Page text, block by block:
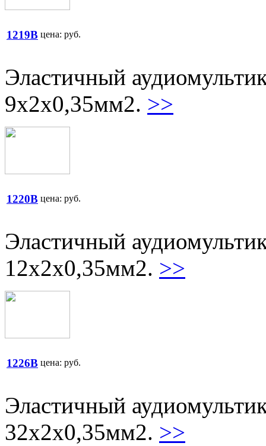
1219B цена: руб.
Эластичный
9х2х0,35мм2. >>
1220B цена: руб.
Эластичный
12х2х0,35мм2. >>
1226B цена: руб.
Эластичный
32х2х0,35мм2. >>